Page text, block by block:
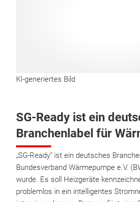
KI-generiertes Bild
SG-Ready ist ein
Branchenlabel für
„SG-Ready“ ist ein deutsches
Bundesverband Wärmepumpe e.V.
wurde. Es soll Heizgeräte
problemlos in ein intelligentes